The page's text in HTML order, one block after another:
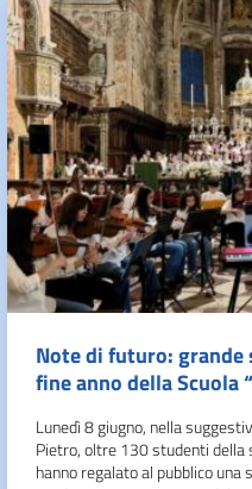
Note di futuro: grande
fine anno della Scuola
Lunedì 8 giugno, nella
Pietro, oltre 130 studenti della
hanno regalato al pubblico